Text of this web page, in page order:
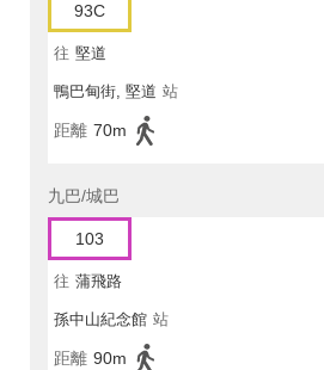
93C
往 堅道
鴨巴甸街, 堅道 站
距離 70m
九巴/城巴
103
往 蒲飛路
孫中山紀念館 站
距離 90m